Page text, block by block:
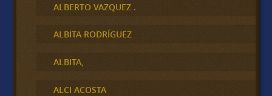
ALBERTO VAZQUEZ .
ALBITA RODRÍGUEZ
ALBITA,
ALCI ACOSTA